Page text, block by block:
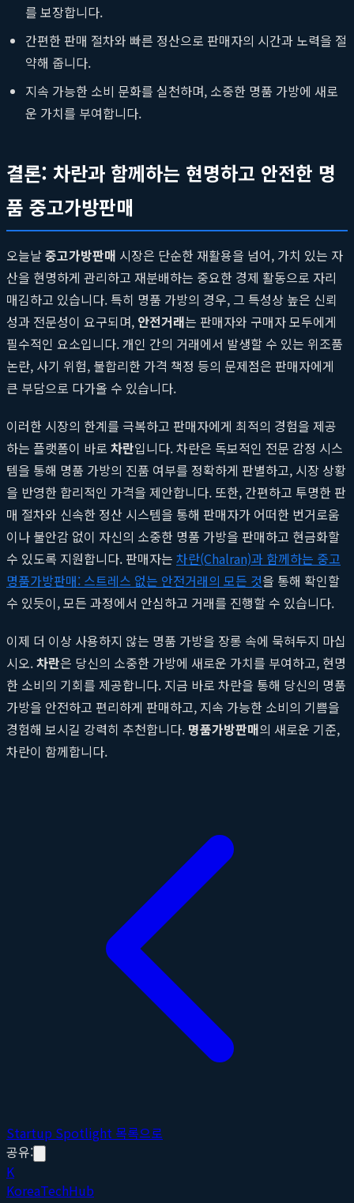
를 보장합니다.
간편한 판매 절차와 빠른 정산으로 판매자의 시간과 노력을 절
약해 줍니다.
지속 가능한 소비 문화를 실천하며, 소중한 명품 가방에 새로
운 가치를 부여합니다.
결론: 차란과 함께하는 현명하고 안전한 명
품 중고가방판매
오늘날중고가방판매 시장은 단순한 재활용을 넘어, 가치 있는 자
산을 현명하게 관리하고 재분배하는 중요한 경제 활동으로 자리
매김하고 있습니다. 특히 명품 가방의 경우, 그 특성상 높은 신뢰
성과 전문성이 요구되며, 안전거래는 판매자와 구매자 모두에게
필수적인 요소입니다. 개인 간의 거래에서 발생할 수 있는 위조품
논란, 사기 위험, 불합리한 가격 책정 등의 문제점은 판매자에게
큰 부담으로 다가올 수 있습니다.
이러한 시장의 한계를 극복하고 판매자에게 최적의 경험을 제공
하는 플랫폼이 바로 차란입니다. 차란은 독보적인 전문 감정 시스
템을 통해 명품 가방의 진품 여부를 정확하게 판별하고, 시장 상황
을 반영한 합리적인 가격을 제안합니다. 또한, 간편하고 투명한 판
매 절차와 신속한 정산 시스템을 통해 판매자가 어떠한 번거로움
이나 불안감 없이 자신의 소중한 명품 가방을 판매하고 현금화할
수 있도록 지원합니다. 판매자는 차란(Chalran)과 함께하는 중고
명품가방판매: 스트레스 없는 안전거래의 모든 것을 통해 확인할
수 있듯이, 모든 과정에서 안심하고 거래를 진행할 수 있습니다.
이제 더 이상 사용하지 않는 명품 가방을 장롱 속에 묵혀두지 마십
시오.차란은 당신의 소중한 가방에 새로운 가치를 부여하고, 현명
한 소비의 기회를 제공합니다. 지금 바로 차란을 통해 당신의 명품
가방을 안전하고 편리하게 판매하고, 지속 가능한 소비의 기쁨을
경험해 보시길 강력히 추천합니다. 명품가방판매의 새로운 기준,
차란이 함께합니다.
Startup Spotlight 목록으로
공유:
K
KoreaTechHub